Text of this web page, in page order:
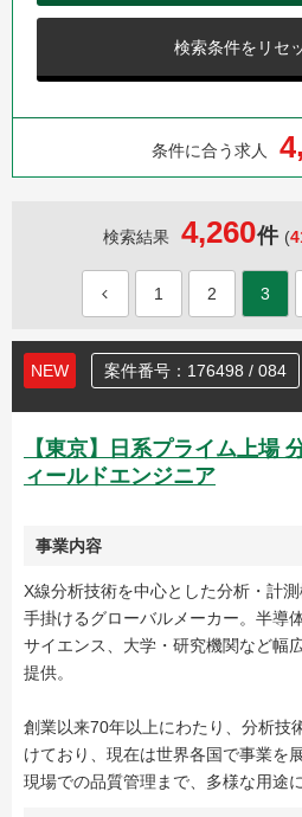
検索条件をリセ
条件に合う求人 4,
検索結果 4,260件 (
1 2 3
NEW 案件番号：176498 / 084
【東京】日系プライム上場
ィールドエンジニア
事業内容
X線分析技術を中心とした分析・計
手掛けるグローバルメーカー。半導
サイエンス、大学・研究機関など幅
提供。
創業以来70年以上にわたり、分析技
けており、現在は世界各国で事業を
現場での品質管理まで、多様な用途